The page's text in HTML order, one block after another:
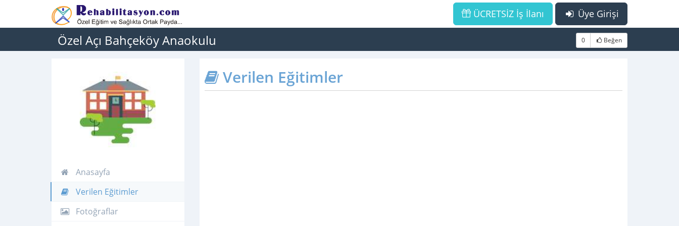
Üye Girişi
ÜCRETSİZ İş İlanı
Özel Açı Bahçeköy Anaokulu 0 Beğen
Anasayfa
Verilen Eğitimler
Fotoğraflar
Verilen Eğitimler